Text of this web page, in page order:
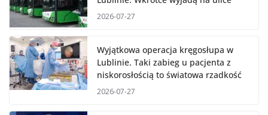
2026-07-27
Wyjątkowa operacja kręgosłupa w
Lublinie. Taki zabieg u pacjenta z
niskorosłością to światowa rzadkość
2026-07-27